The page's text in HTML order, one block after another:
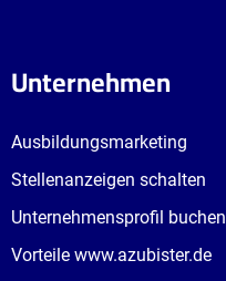
Unternehmen
Ausbildungsmarketing
Stellenanzeigen schalten
Unternehmensprofil buchen
Vorteile www.azubister.de